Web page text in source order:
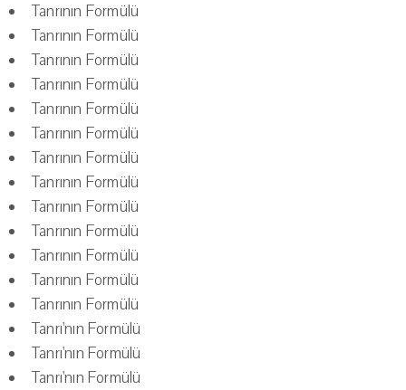
Tanrının Formülü
Tanrının Formülü
Tanrının Formülü
Tanrının Formülü
Tanrının Formülü
Tanrının Formülü
Tanrının Formülü
Tanrının Formülü
Tanrının Formülü
Tanrının Formülü
Tanrının Formülü
Tanrının Formülü
Tanrının Formülü
Tanrı'nın Formülü
Tanrı'nın Formülü
Tanrı'nın Formülü